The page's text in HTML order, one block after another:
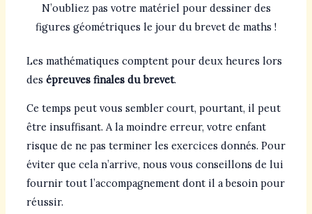
N’oubliez pas votre matériel pour dessiner des
figures géométriques le jour du brevet de maths !
Les mathématiques comptent pour deux heures lors
des épreuves finales du brevet.
Ce temps peut vous sembler court, pourtant, il peut
être insuffisant. A la moindre erreur, votre enfant
risque de ne pas terminer les exercices donnés. Pour
éviter que cela n’arrive, nous vous conseillons de lui
fournir tout l’accompagnement dont il a besoin pour
réussir.